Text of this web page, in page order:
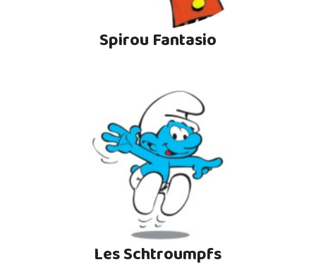
Spirou Fantasio
Les Schtroumpfs